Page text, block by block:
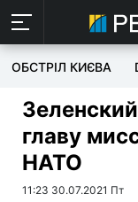
ОБСТРІЛ КИЄВА
главу
НАТО
11:23 30.07.2021 Пт